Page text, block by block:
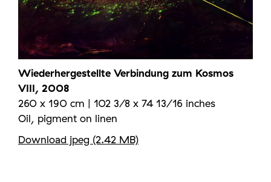
Wiederhergestellte Verbindung zum Kosmos
VIII, 2008
260 x 190 cm | 102 3/8 x 74 13/16 inches
Oil, pigment on linen
Download jpeg (2.42 MB)